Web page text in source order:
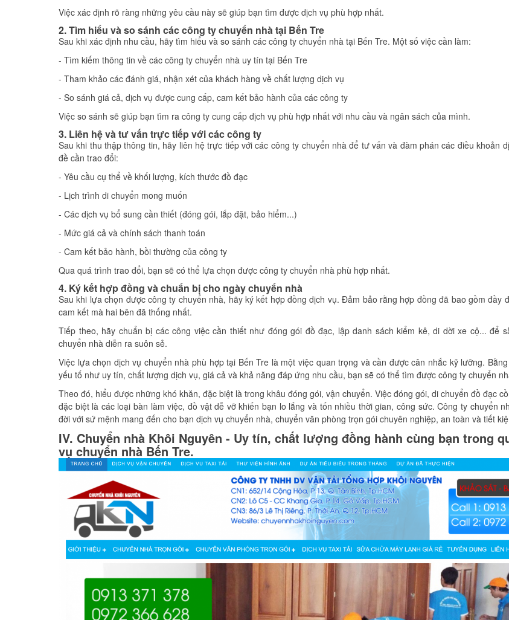
Việc xác định rõ ràng những yêu cầu này sẽ giúp bạn tìm được dịch vụ phù hợp nhất.
2. Tìm hiểu và so sánh các công ty chuyển nhà tại Bến Tre
Sau khi xác định nhu cầu, hãy tìm hiểu và so sánh các công ty chuyển nhà tại Bến Tre. Một số việc cần làm:
- Tìm kiếm thông tin về các công ty chuyển nhà uy tín tại Bến Tre
- Tham khảo các đánh giá, nhận xét của khách hàng về chất lượng dịch vụ
- So sánh giá cả, dịch vụ được cung cấp, cam kết bảo hành của các công ty
Việc so sánh sẽ giúp bạn tìm ra công ty cung cấp dịch vụ phù hợp nhất với nhu cầu và ngân sách của mình.
3. Liên hệ và tư vấn trực tiếp với các công ty
Sau khi thu thập thông tin, hãy liên hệ trực tiếp với các công ty chuyển nhà để tư vấn và đàm phán các điều khoản
đề cần trao đổi:
- Yêu cầu cụ thể về khối lượng, kích thước đồ đạc
- Lịch trình di chuyển mong muốn
- Các dịch vụ bổ sung cần thiết (đóng gói, lắp đặt, bảo hiểm...)
- Mức giá cả và chính sách thanh toán
- Cam kết bảo hành, bồi thường của công ty
Qua quá trình trao đổi, bạn sẽ có thể lựa chọn được công ty chuyển nhà phù hợp nhất.
4. Ký kết hợp đồng và chuẩn bị cho ngày chuyển nhà
Sau khi lựa chọn được công ty chuyển nhà, hãy ký kết hợp đồng dịch vụ. Đảm bảo rằng hợp đồng đã bao gồm đầy
cam kết mà hai bên đã thống nhất.
Tiếp theo, hãy chuẩn bị các công việc cần thiết như đóng gói đồ đạc, lập danh sách kiểm kê, di dời xe cộ... để
chuyển nhà diễn ra suôn sẻ.
Việc lựa chọn dịch vụ chuyển nhà phù hợp tại Bến Tre là một việc quan trọng và cần được cân nhắc kỹ lưỡng.
yếu tố như uy tín, chất lượng dịch vụ, giá cả và khả năng đáp ứng nhu cầu, bạn sẽ có thể tìm được công ty chuyển
Theo đó, hiểu được những khó khăn, đặc biệt là trong khâu đóng gói, vận chuyển. Việc đóng gói, di chuyển đồ đạc
đặc biệt là các loại bàn làm việc, đồ vật dễ vỡ khiến bạn lo lắng và tốn nhiều thời gian, công sức. Công ty chuyển
đời với sứ mệnh mang đến cho bạn dịch vụ chuyển nhà, chuyển văn phòng trọn gói chuyên nghiệp, an toàn và tiết
IV. Chuyển nhà Khôi Nguyên - Uy tín, chất lượng đồng hành cùng bạn trong
vụ chuyển nhà Bến Tre.